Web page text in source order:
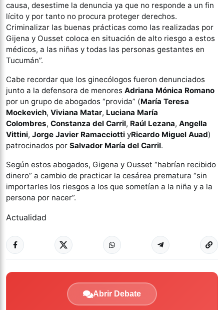
causa, desestime la denuncia ya que no responde a un fin
lícito y por tanto no procura proteger derechos.
Criminalizar las buenas prácticas como las realizadas por
Gijena y Ousset coloca en situación de alto riesgo a estos
médicos, a las niñas y todas las personas gestantes en
Tucumán”.
Cabe recordar que los ginecólogos fueron denunciados
junto a la defensora de menores Adriana Mónica Romano
por un grupo de abogados “provida” (María Teresa
Mockevich, Viviana Matar, Luciana María
Colombres, Constanza del Carril, Raúl Lezana, Angella
Vittini, Jorge Javier Ramacciotti yRicardo Miguel Auad)
patrocinados por Salvador María del Carril.
Según estos abogados, Gigena y Ousset “habrían recibido
dinero” a cambio de practicar la cesárea prematura “sin
importarles los riesgos a los que sometían a la niña y a la
persona por nacer”.
Actualidad
Abrir Debate